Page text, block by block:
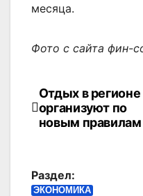
месяца.
Фото с сайта фин-
Навигация
по
Отдых в регионе
организуют по
новым правилам
Раздел:
ЭКОНОМИКА